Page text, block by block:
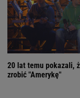
20 lat temu pokazali,
zrobić "Amerykę"